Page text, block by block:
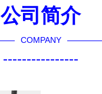
公司简介
COMPANY
----------------